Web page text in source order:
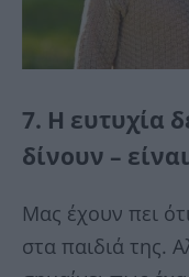
7. Η ευτυχία
δίνουν –
Μας έχουν πει
στα παιδιά της.